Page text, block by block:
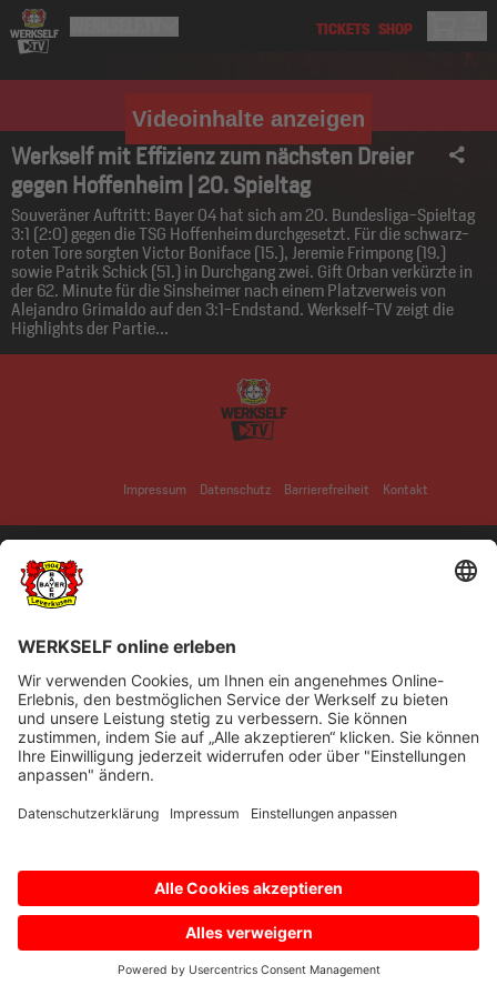
Videoinhalte anzeigen
Werkself mit Effizienz zum nächsten Dreier
gegen Hoffenheim | 20. Spieltag
Souveräner Auftritt: Bayer 04 hat sich am 20. Bundesliga-Spieltag
3:1 (2:0) gegen die TSG Hoffenheim durchgesetzt. Für die schwarz-
roten Tore sorgten Victor Boniface (15.), Jeremie Frimpong (19.)
sowie Patrik Schick (51.) in Durchgang zwei. Gift Orban verkürzte in
der 62. Minute für die Sinsheimer nach einem Platzverweis von
Alejandro Grimaldo auf den 3:1-Endstand. Werkself-TV zeigt die
Highlights der Partie...
Impressum Datenschutz Barrierefreiheit Kontakt